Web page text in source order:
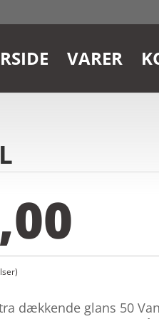
VARER
dækkende glans 50